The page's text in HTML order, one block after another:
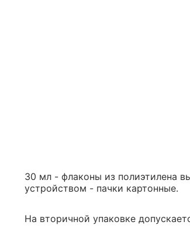
30 мл - флаконы из полиэтилена
устройством - пачки картонные.
На вторичной упаковке